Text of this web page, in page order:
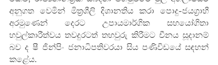
අනුගත වෙමින් මිත්‍රශීලි දිශානතිය කරා පොදු-ජයග්‍රාහී
අරමුණෙන් දෙරට උපායමාර්ගික සහයෝගිතා
හවුල්කාරීත්වය තවදුරටත් තහවුරු කිරීමට චීනය සූදානම්
බව ද ෂී ජින්පිං ජනාධිපතිවරයා සිය පණිවිඩයේ සඳහන්
කළේය.